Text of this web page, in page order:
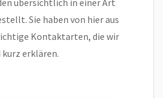
übersichtlich in einer Art
Sie haben von hier aus
Kontaktarten, die wir
erklären.